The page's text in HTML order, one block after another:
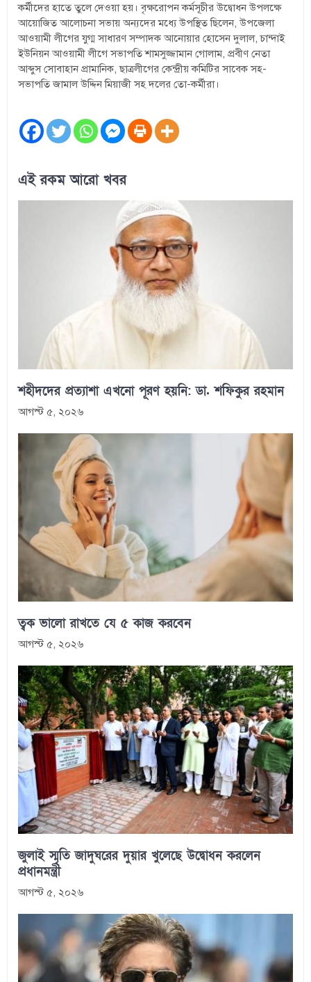
কর্মীদের হাতে তুলে দেওয়া হয়। বৃক্ষরোপন কর্মসূচীর উদ্বোধন উপলক্ষে
আয়োজিত আলোচনা সভায় অন্যদের মধ্যে উপস্থিত ছিলেন, উপজেলা
আওয়ামী লীগের যুগ্ম সাধারণ সম্পাদক আনোয়ার হোসেন দুলাল, চান্দাই
ইউনিয়ন আওয়ামী লীগে সভাপতি শামসুজ্জামান গোলাম, প্রবীণ নেতা
আব্দুস সোবাহান প্রামানিক, ছাত্রলীগের কেন্দ্রীয় কমিটির সাবেক সহ-
সভাপতি জামাল উদ্দিন মিয়াজী সহ দলের তো-কর্মীরা।
এই রকম আরো খবর
শহীদদের প্রত্যাশা এখনো পূরণ হয়নি: ডা. শফিকুর রহমান
আগস্ট ৫, ২০২৬
ত্বক ভালো রাখতে যে ৫ কাজ করবেন
আগস্ট ৫, ২০২৬
জুলাই স্মৃতি জাদুঘরের দুয়ার খুলেছে উদ্বোধন করলেন
প্রধানমন্ত্রী
আগস্ট ৫, ২০২৬